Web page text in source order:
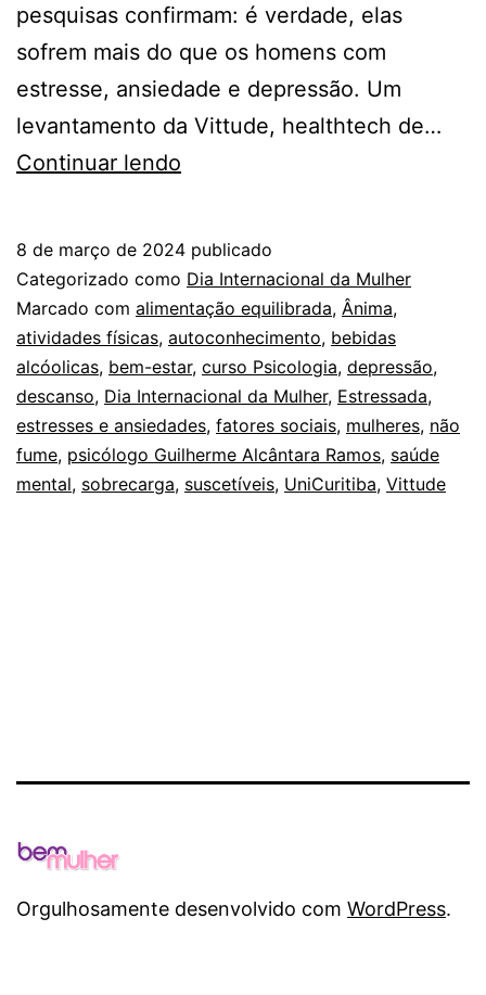
pesquisas confirmam: é verdade, elas
sofrem mais do que os homens com
estresse, ansiedade e depressão. Um
levantamento da Vittude, healthtech de…
Continuar lendo
SOBRECARGA
É
MAIOR
PARA
AS
MULHERES?
8 de março de 2024 publicado
Categorizado como Dia Internacional da Mulher
Marcado com alimentação equilibrada, Ânima,
atividades físicas, autoconhecimento, bebidas
alcóolicas, bem-estar, curso Psicologia, depressão,
descanso, Dia Internacional da Mulher, Estressada,
estresses e ansiedades, fatores sociais, mulheres, não
fume, psicólogo Guilherme Alcântara Ramos, saúde
mental, sobrecarga, suscetíveis, UniCuritiba, Vittude
Orgulhosamente desenvolvido com WordPress.